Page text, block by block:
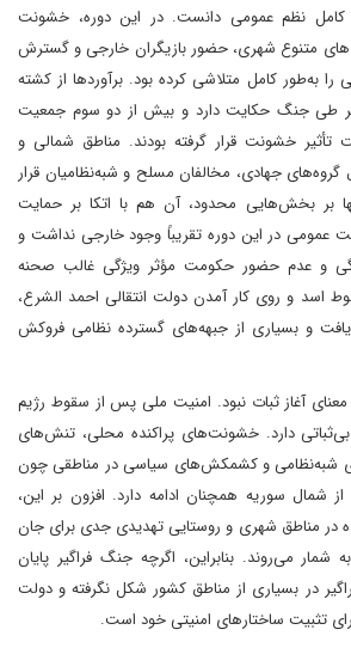
نظم عمومی دانست. در این دوره، خشونت
متنوع شهری، حضور بازیگران خارجی و گسترش
را به‌طور کامل متلاشی کرده بود. برآوردها از کشته
۶۱۸ هزار نفر طی جنگ حکایت دارد و بیش از دو سوم جمعیت
خشونت قرار گرفته بودند. مناطق شمالی و
جهادی، مخالفان مسلح و شبه‌نظامیان قرار
بر بخش‌هایی محدود، آن هم با اتکا بر حمایت
عمومی در این دوره تقریباً وجود خارجی نداشت و
و عدم حضور حکومت مؤثر ویژگی غالب صحنه
اسد و روی کار آمدن دولت انتقالی احمد الشرع،
و بسیاری از جبهه‌های گسترده نظامی فروکش
آغاز ثبات نبود. امنیت ملی پس از سقوط رژیم
دارد. خشونت‌های پراکنده محلی، تنش‌های
شبه‌نظامی و کشمکش‌های سیاسی در مناطقی چون
شمال سوریه همچنان ادامه دارد. افزون بر این،
در مناطق شهری و روستایی تهدیدی جدی برای جان
شمار می‌روند. بنابراین، اگرچه جنگ فراگیر پایان
فراگیر در بسیاری از مناطق کشور شکل نگرفته و دولت
تثبیت ساختارهای امنیتی خود است.